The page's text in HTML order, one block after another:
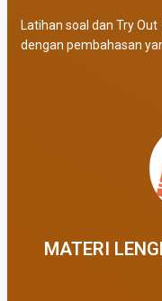
Latihan soal dan Try
dengan pembahasan
MATERI